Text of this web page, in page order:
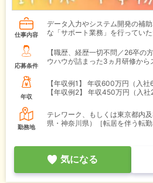
仕事内容
データ入力やシステム開発の補
な「サポート業務」を行っていた
応募条件
【職歴、経歴一切不問／26卒の
ウハウが詰まった3ヵ月研修から
年収
【年収例1】
年収600万円（入社
【年収例2】
年収450万円（入社
勤務地
テレワーク、もしくは東京都内
県・神奈川県）［転居を伴う転勤
気になる